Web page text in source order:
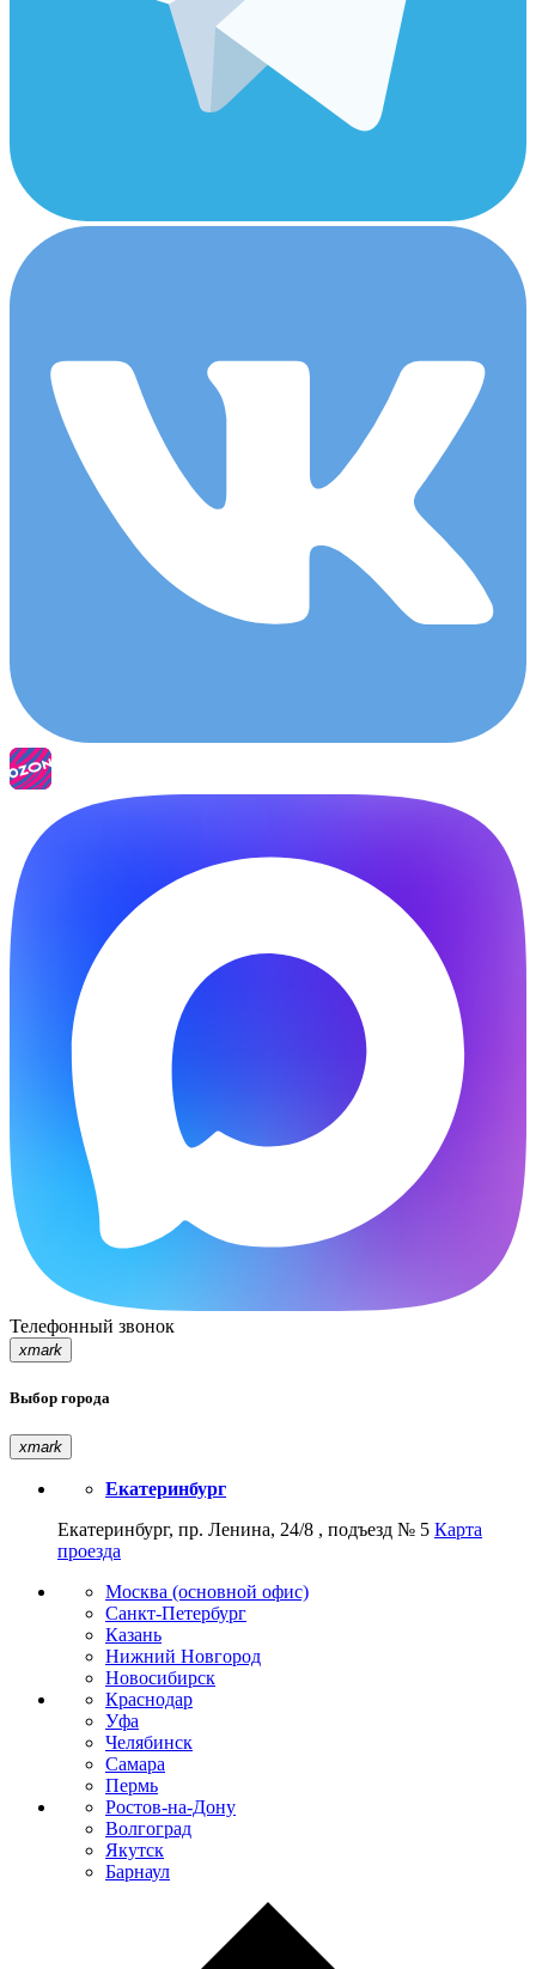
Телефонный звонок
xmark
Выбор города
xmark
Екатеринбург
Екатеринбург, пр. Ленина, 24/8 , подъезд № 5 Карта
проезда
Москва (основной офис)
Санкт-Петербург
Казань
Нижний Новгород
Новосибирск
Краснодар
Уфа
Челябинск
Самара
Пермь
Ростов-на-Дону
Волгоград
Якутск
Барнаул